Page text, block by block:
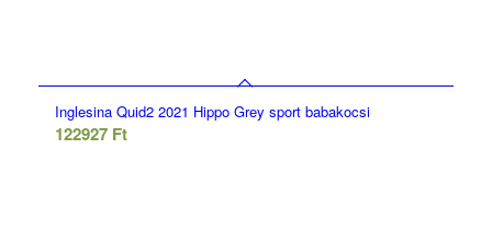
Inglesina Quid2 2021 Hippo Grey sport babakocsi
122927 Ft